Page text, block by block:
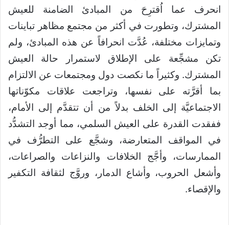
انحرف عما اُقترِحَ من المبادئ الضامنة للعيش
المشترك، وتطورت في أكثر من مجتمع مظاهر تباينات
وتمايزات مختلفة، عُدَّت انحرافاً عن هذه المبادئ، ولم
تكن مشجِّعة على الإطلاق لاستمرار حالة العيش
المشترك. وكثيراً ما نكصت دول ومجتمعات عن الالتزام
بما أقرَّته على نفسها، وتراجعت علاقات مكوّناتها
الاجتماعيَّة إلى الخلف بدلاً من أن تتقدَّم إلى الأمام،
ففقدت القدرة على العيش السلمي، مما أوجد التشدُّد
في المواقف المتعارضة، وشجَّع على التطرُّف في
الممارسات، وأجَّج الخلافات والنزاعات والصراعات،
وأشعل الحروب، وأشاع الدمار، وروَّج لثقافة التكفير
والإقصاء.